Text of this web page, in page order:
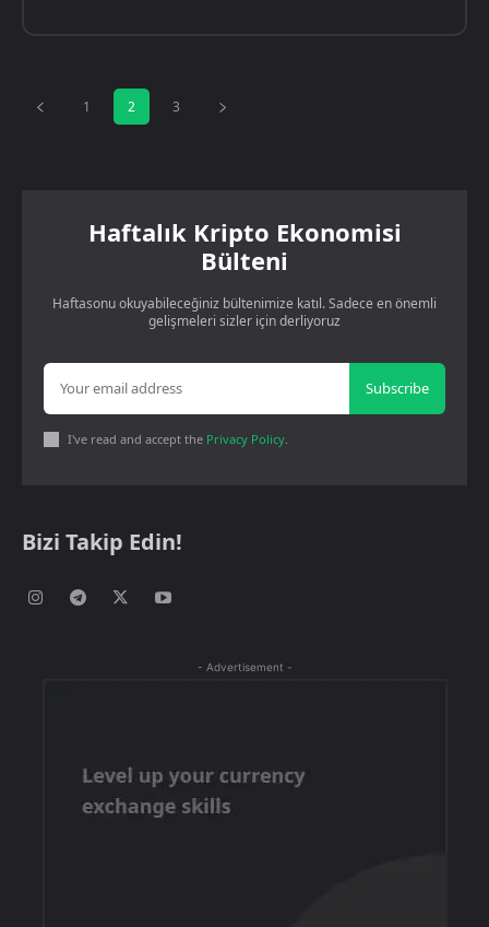
1 2 3
Haftalık Kripto Ekonomisi
Bülteni
Haftasonu okuyabileceğiniz bültenimize katıl. Sadece en önemli
gelişmeleri sizler için derliyoruz
Subscribe
I've read and accept the Privacy Policy.
Bizi Takip Edin!
- Advertisement -